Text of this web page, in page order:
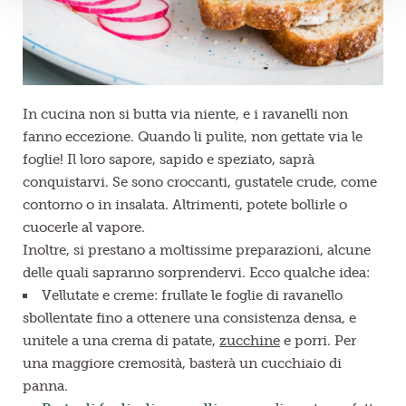
In cucina non si butta via niente, e i ravanelli non
fanno eccezione. Quando li pulite, non gettate via le
foglie! Il loro sapore, sapido e speziato, saprà
conquistarvi. Se sono croccanti, gustatele crude, come
contorno o in insalata. Altrimenti, potete bollirle o
cuocerle al vapore.
Inoltre, si prestano a moltissime preparazioni, alcune
delle quali sapranno sorprendervi. Ecco qualche idea:
Vellutate e creme: frullate le foglie di ravanello
sbollentate fino a ottenere una consistenza densa, e
unitele a una crema di patate, zucchine e porri. Per
una maggiore cremosità, basterà un cucchiaio di
panna.